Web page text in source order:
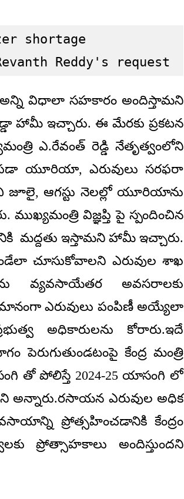
shortage
Reddy's request
అన్ని విధాలా సహకారం అందిస్తామని
హామీ ఇచ్చారు. ఈ మేరకు ప్రకటన
ఎ.రేవంత్ రెడ్డి నేతృత్వంలోని
యూరియా, ఎరువులు సరఫరా
ఆగస్టు నెలల్లో యూరియాను
విజ్ఞప్తి పై స్పందించిన
మద్దతు ఇస్తామని హామీ ఇచ్చారు.
చూసుకోవాలని ఎరువుల శాఖ
వ్యవసాయేతర అవసరాలకు
ఎరువులు పంపిణీ అయ్యేలా
అధికారులను కోరారు.ఇదే
కేంద్ర మంత్రి
తో పోలిస్తే 2024-25 యాసంగి లో
ఎరువుల అధిక
ప్రోత్సహించడానికి కేంద్రం
ప్రోత్సాహకాలు అందిస్తుందని